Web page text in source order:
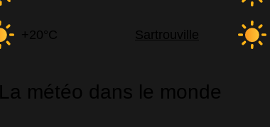
+20°C Sartrouville
La météo dans le monde